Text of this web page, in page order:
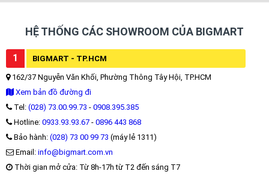
HỆ THỐNG CÁC SHOWROOM CỦA BIGMART
1 BIGMART - TP.HCM
162/37 Nguyễn Văn Khối, Phường Thông Tây Hội, TP.HCM
Xem bản đồ đường đi
Tel: (028) 73.00.99.73 - 0908.395.385
Hotline: 0933.93.93.67 - 0896 443 868
Bảo hành: (028) 73 00 99 73 (máy lẻ 1311)
Email: info@bigmart.com.vn
Thời gian mở cửa: Từ 8h-17h từ T2 đến sáng T7